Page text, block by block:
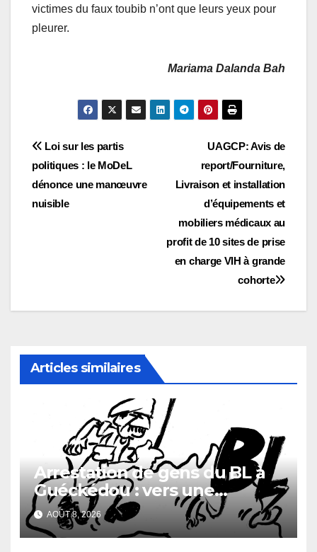
victimes du faux toubib n’ont que leurs yeux pour
pleurer.
Mariama Dalanda Bah
Navigation
de
l’article
UAGCP: Avis de
report/Fourniture,
Livraison et installation
d’équipements et
mobiliers médicaux au
profit de 10 sites de prise
en charge VIH à grande
cohorte
Loi sur les partis
politiques : le MoDeL
dénonce une manœuvre
nuisible
Articles similaires
Arrestation de gens du BL à
Guéckédou : vers une
démission des conseillés du
parti à Ouendé-Kénéma ?
AOÛT 8, 2026